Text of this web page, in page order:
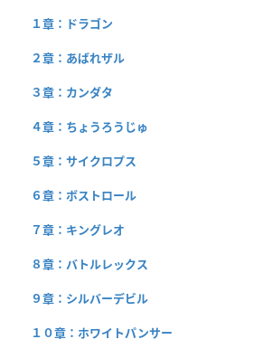
１章：ドラゴン
２章：あばれザル
３章：カンダタ
４章：ちょうろうじゅ
５章：サイクロプス
６章：ボストロール
７章：キングレオ
８章：バトルレックス
９章：シルバーデビル
１０章：ホワイトパンサー